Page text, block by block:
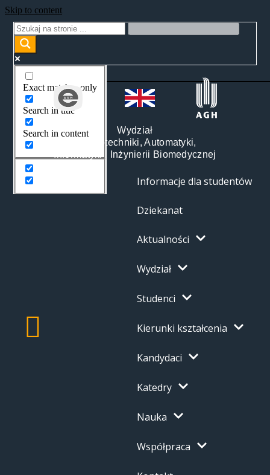
Skip to content
Exact matches only
Search in title
Search in content
Wydział
Elektrotechniki, Automatyki,
Informatyki i Inżynierii Biomedycznej
Informacje dla studentów
Dziekanat
Aktualności
Wydział
Studenci
Kierunki kształcenia
Kandydaci
Katedry
Nauka
Współpraca